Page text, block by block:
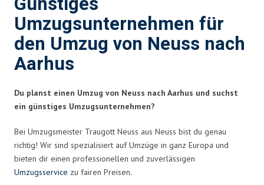
Umzugsunternehmen für
den Umzug von Neuss nach
Aarhus
Du planst einen Umzug von Neuss nach Aarhus und suchst
ein günstiges Umzugsunternehmen?
Bei Umzugsmeister Traugott Neuss aus Neuss bist du genau
richtig! Wir sind spezialisiert auf Umzüge in ganz Europa und
bieten dir einen professionellen und zuverlässigen
Umzugsservice zu fairen Preisen.